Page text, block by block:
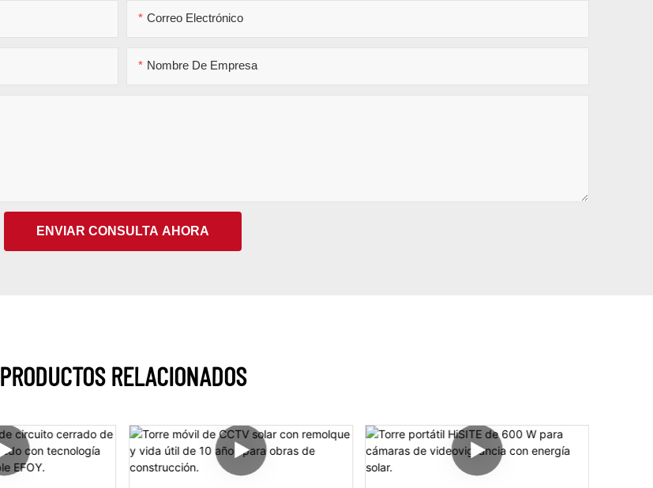
Correo Electrónico
Nombre De Empresa
ENVIAR CONSULTA AHORA
PRODUCTOS RELACIONADOS